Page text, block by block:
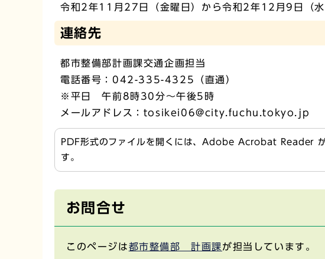
令和2年11月27日（金曜日）から令和2年12月9日（水
連絡先
都市整備部計画課交通企画担当
電話番号：042-335-4325（直通）
※平日 午前8時30分～午後5時
メールアドレス：tosikei06@city.fuchu.tokyo.jp
PDF形式のファイルを開くには、Adobe Acrobat Reader
す。
お問合せ
このページは都市整備部 計画課が担当しています。